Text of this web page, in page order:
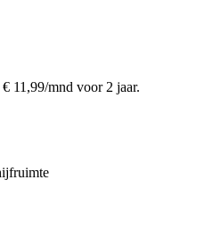
11,99/mnd voor 2 jaar.